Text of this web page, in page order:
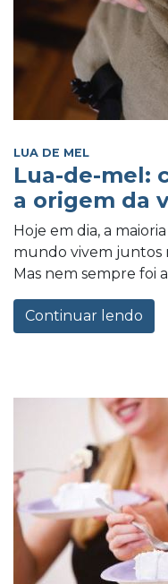
LUA DE MEL
Lua-de-mel:
a origem da
Hoje em dia, a
mundo vivem juntos
Mas nem sempre foi
Continuar lendo